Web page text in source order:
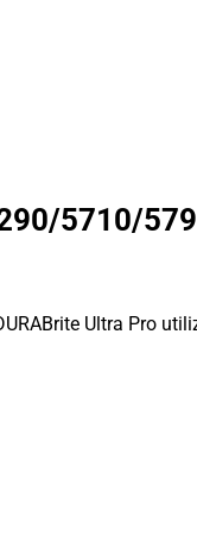
5710/
Ultra Pro